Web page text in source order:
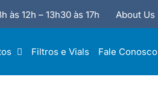
às 12h – 13h30 às 17h About Us
Filtros e Vials Fale Conosco